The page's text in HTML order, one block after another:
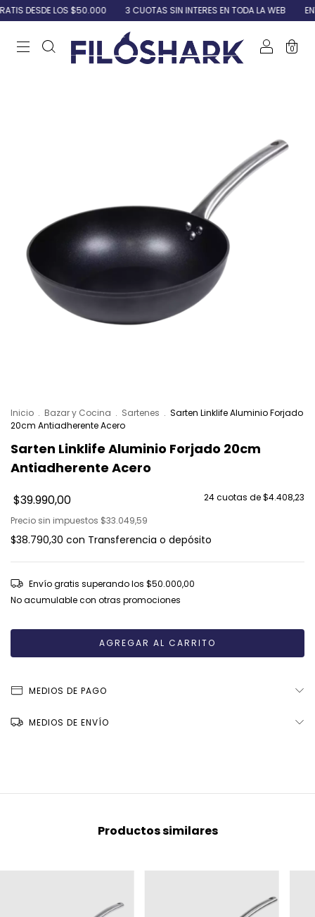
DESDE LOS $50.000 3 CUOTAS SIN INTERES EN TODA LA WEB
0
Inicio . Bazar y Cocina . Sartenes . Sarten Linklife Aluminio Forjado
20cm Antiadherente Acero
Sarten Linklife Aluminio Forjado 20cm
Antiadherente Acero
$39.990,00 24cuotas de$4.408,23
Precio sin impuestos $33.049,59
$38.790,30 con Transferencia o depósito
Envío gratis superando los $50.000,00
No acumulable con otras promociones
MEDIOS DE PAGO
MEDIOS DE ENVÍO
Productos similares